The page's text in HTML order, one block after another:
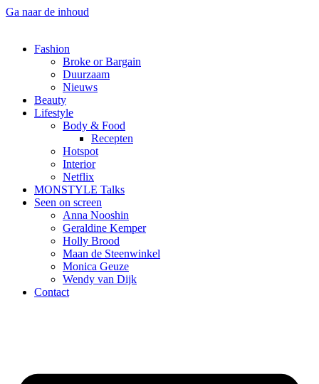
Ga naar de inhoud
Fashion
Broke or Bargain
Duurzaam
Nieuws
Beauty
Lifestyle
Body & Food
Recepten
Hotspot
Interior
Netflix
MONSTYLE Talks
Seen on screen
Anna Nooshin
Geraldine Kemper
Holly Brood
Maan de Steenwinkel
Monica Geuze
Wendy van Dijk
Contact